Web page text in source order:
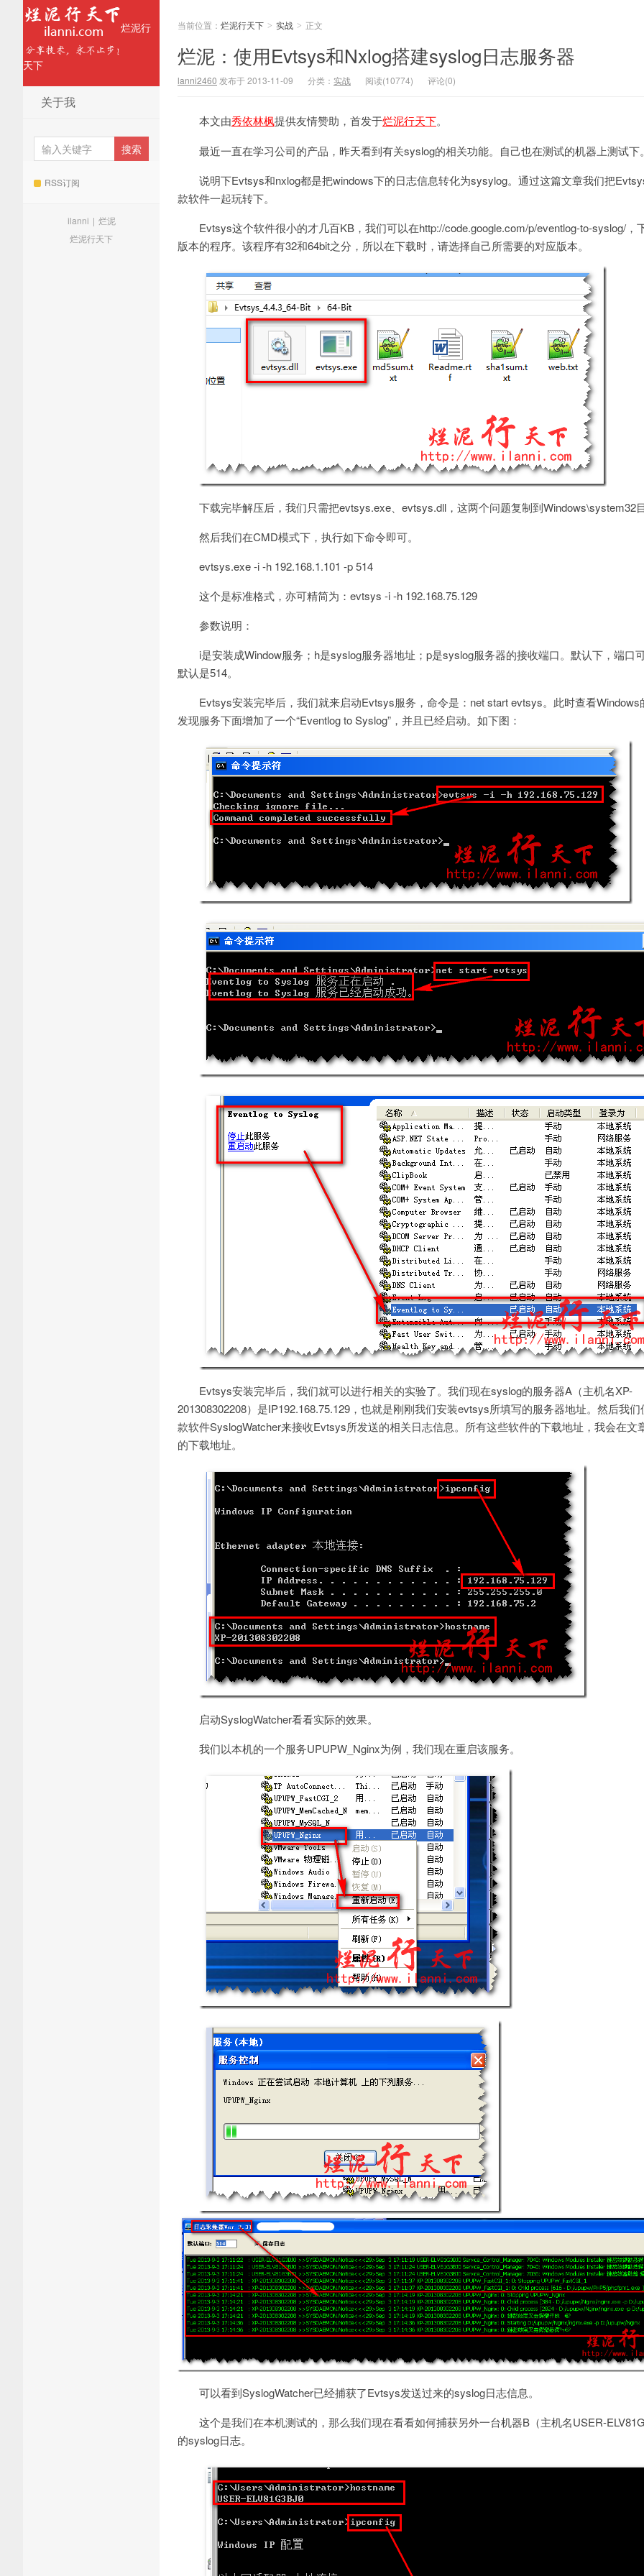
烂泥行
天下
关于我
RSS订阅
ilanni | 烂泥
烂泥行天下
当前位置： 烂泥行天下 > 实战 > 正文
烂泥：使用Evtsys和Nxlog搭建syslog日志服务器
lanni2460 发布于 2013-11-09 分类： 实战 阅读(10774) 评论(0)
本文由秀依林枫提供友情赞助，首发于烂泥行天下。
最近一直在学习公司的产品，昨天看到有关syslog的相关功能。自己也在测试的机器上测试下
说明下Evtsys和nxlog都是把windows下的日志信息转化为sysylog。通过这篇文章我们把
款软件一起玩转下。
Evtsys这个软件很小的才几百KB，我们可以在http://code.google.com/p/eventlog-to-syslog/，
版本的程序。该程序有32和64bit之分，所以在下载时，请选择自己所需要的对应版本。
下载完毕解压后，我们只需把evtsys.exe、evtsys.dll，这两个问题复制到Windows\system32
然后我们在CMD模式下，执行如下命令即可。
evtsys.exe -i -h 192.168.1.101 -p 514
这个是标准格式，亦可精简为：evtsys -i -h 192.168.75.129
参数说明：
i是安装成Window服务；h是syslog服务器地址；p是syslog服务器的接收端口。默认下，端口
默认是514。
Evtsys安装完毕后，我们就来启动Evtsys服务，命令是：net start evtsys。此时查看Windows
发现服务下面增加了一个“Eventlog to Syslog”，并且已经启动。如下图：
Evtsys安装完毕后，我们就可以进行相关的实验了。我们现在syslog的服务器A（主机名XP-
201308302208）是IP192.168.75.129，也就是刚刚我们安装evtsys所填写的服务器地址。然后我
款软件SyslogWatcher来接收Evtsys所发送的相关日志信息。所有这些软件的下载地址，我会在文
的下载地址。
启动SyslogWatcher看看实际的效果。
我们以本机的一个服务UPUPW_Nginx为例，我们现在重启该服务。
可以看到SyslogWatcher已经捕获了Evtsys发送过来的syslog日志信息。
这个是我们在本机测试的，那么我们现在看看如何捕获另外一台机器B（主机名USER-
的syslog日志。